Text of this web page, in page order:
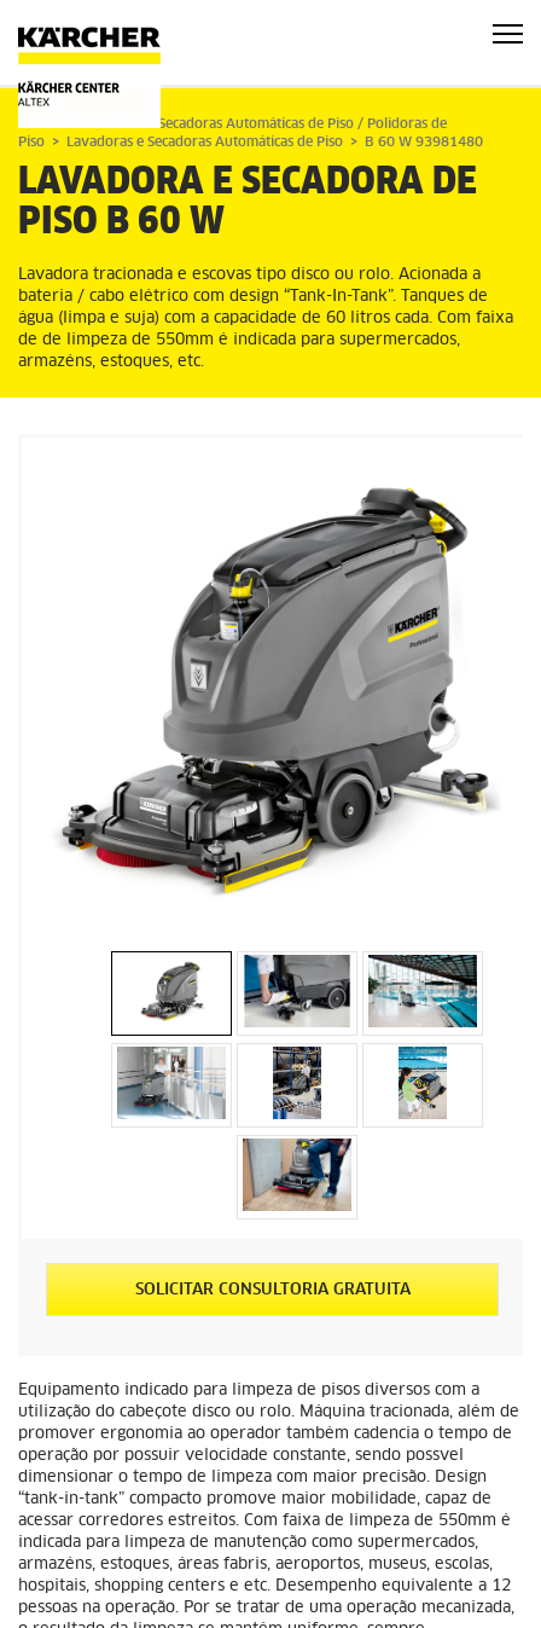
Lavadoras e Secadoras Automáticas de Piso / Polidoras de
Piso
Lavadoras e Secadoras Automáticas de Piso B 60 W 93981480
LAVADORA E SECADORA DE
PISO B 60 W
Lavadora tracionada e escovas tipo disco ou rolo. Acionada a
bateria / cabo elétrico com design “Tank-In-Tank”. Tanques de
água (limpa e suja) com a capacidade de 60 litros cada. Com faixa
de de limpeza de 550mm é indicada para supermercados,
armazéns, estoques, etc.
SOLICITAR CONSULTORIA GRATUITA
Equipamento indicado para limpeza de pisos diversos com a
utilização do cabeçote disco ou rolo. Máquina tracionada, além de
promover ergonomia ao operador também cadencia o tempo de
operação por possuir velocidade constante, sendo possvel
dimensionar o tempo de limpeza com maior precisão. Design
“tank-in-tank” compacto promove maior mobilidade, capaz de
acessar corredores estreitos. Com faixa de limpeza de 550mm é
indicada para limpeza de manutenção como supermercados,
armazéns, estoques, áreas fabris, aeroportos, museus, escolas,
hospitais, shopping centers e etc. Desempenho equivalente a 12
pessoas na operação. Por se tratar de uma operação mecanizada,